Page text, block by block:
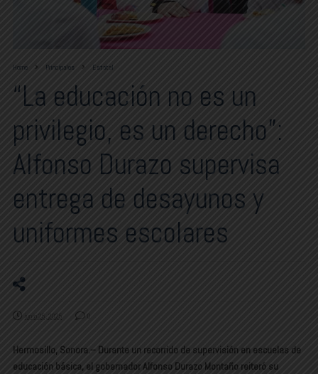
Home Principales Estatal
“La educación no es un
privilegio, es un derecho”:
Alfonso Durazo supervisa
entrega de desayunos y
uniformes escolares
junio 25, 2025 0
Hermosillo, Sonora.– Durante un recorrido de supervisión en escuelas de
educación básica, el gobernador Alfonso Durazo Montaño reiteró su